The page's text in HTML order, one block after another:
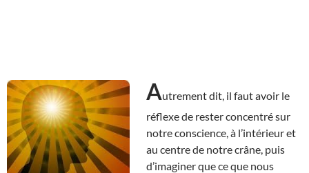
Autrement dit, il faut avoir le
réflexe de rester concentré sur
notre conscience, à l’intérieur et
au centre de notre crâne, puis
d’imaginer que ce que nous